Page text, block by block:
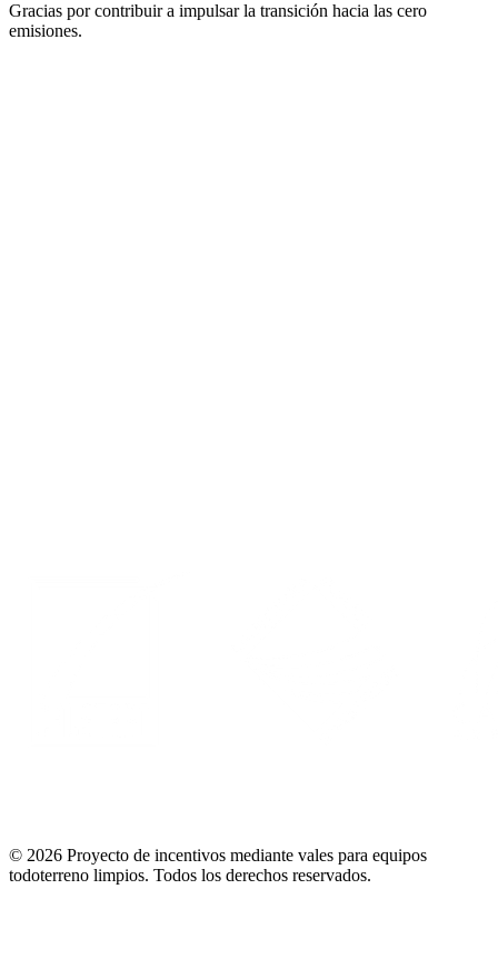
Gracias por contribuir a impulsar la transición hacia las cero
emisiones.
© 2026 Proyecto de incentivos mediante vales para equipos
todoterreno limpios. Todos los derechos reservados.